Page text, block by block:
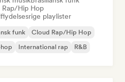
Rap/Hip Hop
playlister
funk
Cloud Rap/Hip Hop
International rap R&B